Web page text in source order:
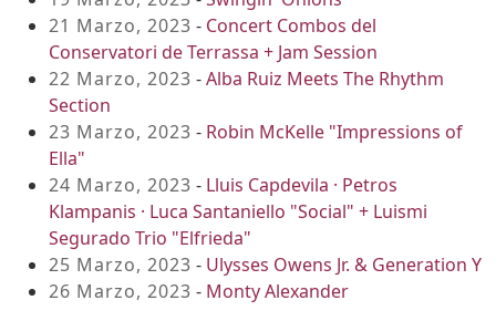
21 Marzo, 2023 - Concert Combos del
Conservatori de Terrassa + Jam Session
22 Marzo, 2023 -Alba Ruiz Meets The Rhythm
Section
23 Marzo, 2023 - Robin McKelle "Impressions of
Ella"
24 Marzo, 2023 - Lluis Capdevila · Petros
Klampanis · Luca Santaniello "Social" + Luismi
Segurado Trio "Elfrieda"
25 Marzo, 2023 - Ulysses Owens Jr. & Generation Y
26 Marzo, 2023 - Monty Alexander